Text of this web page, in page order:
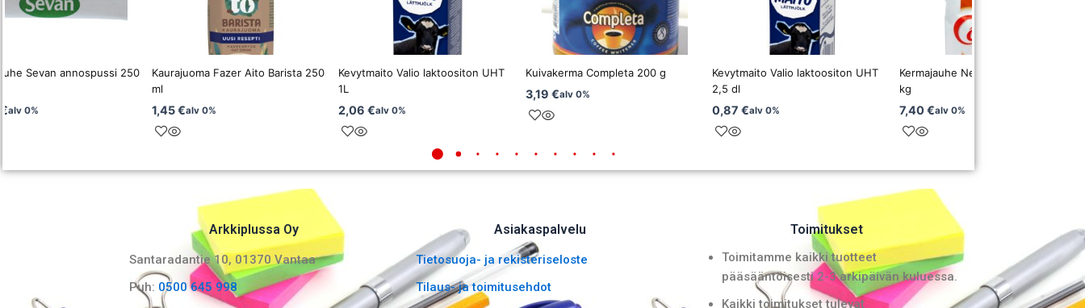
Sevan annospussi 250
€alv 0%
Kaurajuoma Fazer Aito Barista 250
ml
1,45€alv 0%
Kevytmaito Valio laktoositon UHT
1L
2,06€alv 0%
Kuivakerma Completa 200 g
3,19 €alv 0%
Kevytmaito Valio laktoositon UHT
2,5 dl
0,87€alv 0%
Kermajauhe Nestlé Coffee-mate 1
kg
7,40€alv 0%
Arkkiplussa Oy
Santaradantie 10, 01370 Vantaa​
Puh: 0500 645 998
Asiakaspalvelu
Tietosuoja- ja rekisteriseloste
Tilaus- ja toimitusehdot
Toimitukset
Toimitamme kaikki tuotteet
pääsääntöisesti 2-3 arkipäivän kuluessa.
Kaikki toimitukset tulevat